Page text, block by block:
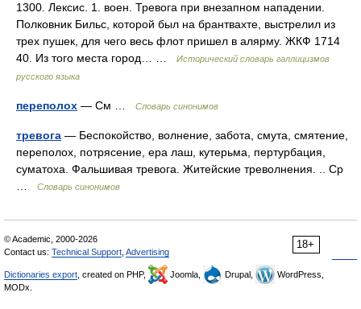
1300. Лексис. 1. воен. Тревога при внезапном нападении.
Полковник Бильс, которой был на брантвахте, выстрелил из
трех пушек, для чего весь флот пришел в алярму. ЖКФ 1714
40. Из того места город… …
Исторический словарь галлицизмов
русского языка
переполох — См … Словарь синонимов
тревога — Беспокойство, волнение, забота, смута, смятение,
переполох, потрясение, ера лаш, кутерьма, пертурбация,
суматоха. Фальшивая тревога. Житейские треволнения. .. Ср
Словарь синонимов
18+
© Academic, 2000-2026
Contact us: Technical Support Advertising
Dictionaries export , created on PHP, Joomla, Drupal,
WordPress,
MODx.